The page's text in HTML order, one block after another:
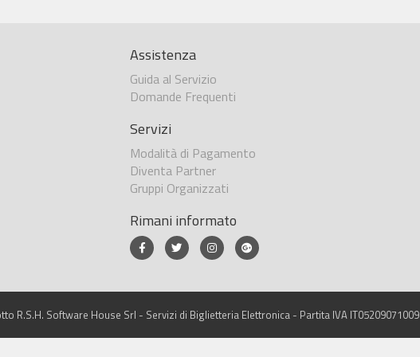
Assistenza
Guida al Servizio
Domande Frequenti
Servizi
Modalità di Pagamento
Diventa Partner
Gruppi Organizzati
Rimani informato
R.S.H. Software House Srl - Servizi di Biglietteria Elettronica - Partita IVA IT05209071009